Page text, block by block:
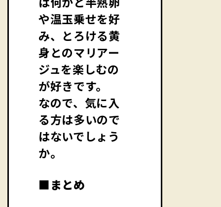
や温玉乗せを好
み、とろける黄
身とのマリアー
ジュを楽しむの
が好きです。
なので、気に入
る方は多いので
はないでしょう
か。
■まとめ